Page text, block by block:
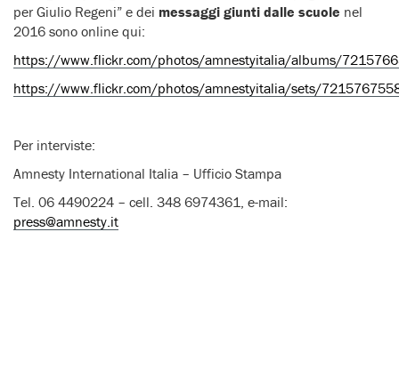
per Giulio Regeni” e dei messaggi giunti dalle scuole nel
2016 sono online qui:
https://www.flickr.com/photos/amnestyitalia/albums/
https://www.flickr.com/photos/amnestyitalia/sets/
Per interviste:
Amnesty International Italia – Ufficio Stampa
Tel. 06 4490224 – cell. 348 6974361, e-mail:
press@amnesty.it